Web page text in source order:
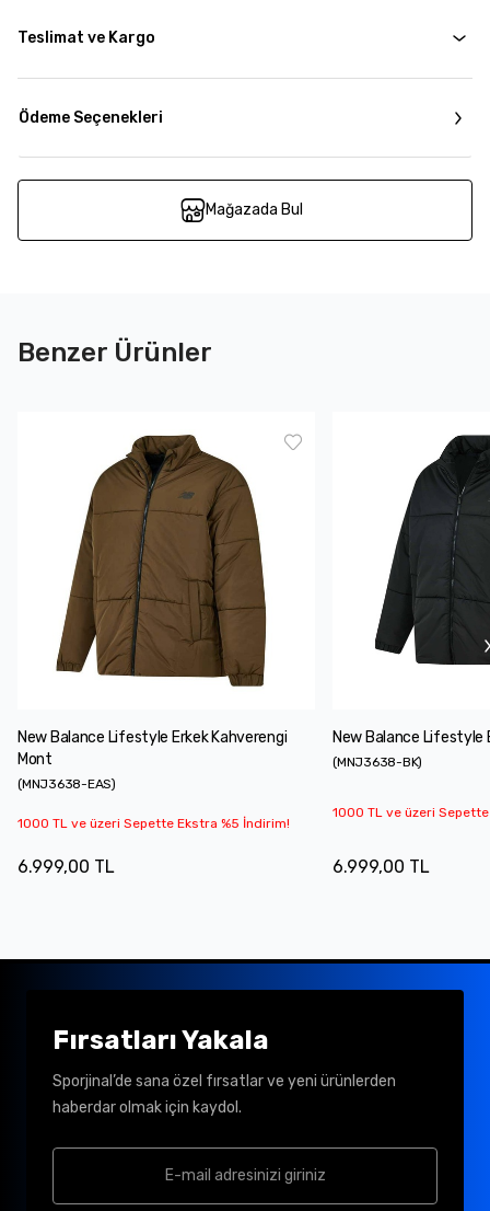
Teslimat ve Kargo
Ödeme Seçenekleri
Mağazada Bul
Benzer Ürünler
New Balance Lifestyle Erkek Kahverengi
Mont
(MNJ3638-EAS)
1000 TL ve üzeri Sepette Ekstra %5 İndirim!
6.999,00 TL
New Balance Lifestyle
(MNJ3638-BK)
1000 TL ve üzeri
6.999,00 TL
Fırsatları Yakala
Sporjinal’de sana özel fırsatlar ve yeni ürünlerden
haberdar olmak için kaydol.